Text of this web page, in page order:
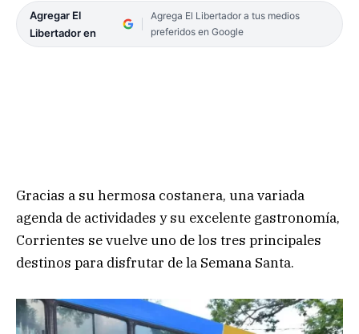
Agregar El
Libertador en
Agrega El Libertador a tus medios
preferidos en Google
Gracias a su hermosa costanera, una variada
agenda de actividades y su excelente gastronomía,
Corrientes se vuelve uno de los tres principales
destinos para disfrutar de la Semana Santa.